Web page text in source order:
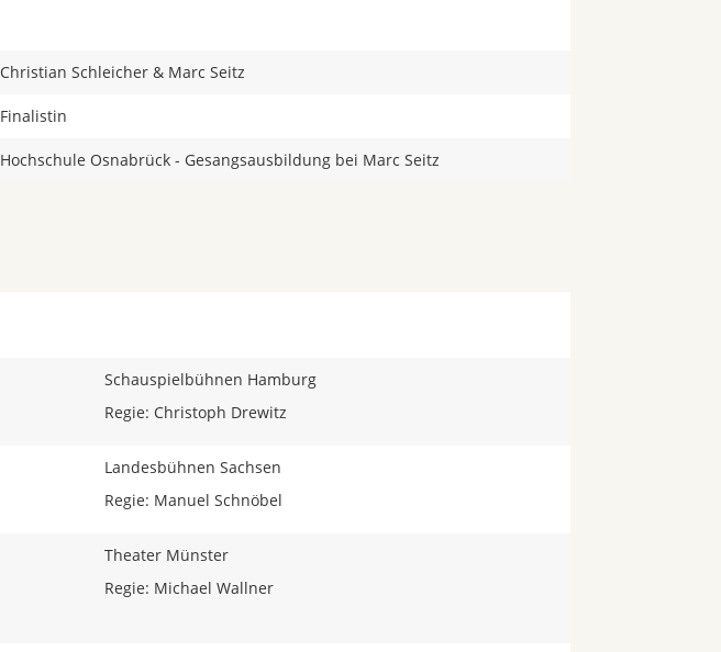
Christian Schleicher & Marc Seitz
Finalistin
Hochschule Osnabrück - Gesangsausbildung bei Marc Seitz
Schauspielbühnen Hamburg
Regie: Christoph Drewitz
Landesbühnen Sachsen
Regie: Manuel Schnöbel
Theater Münster
Regie: Michael Wallner